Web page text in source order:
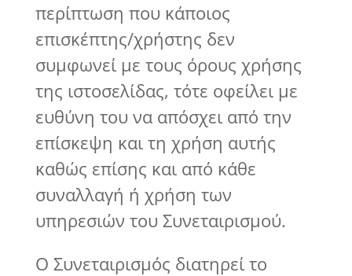
περίπτωση που κάποιος
επισκέπτης/χρήστης δεν
συμφωνεί με τους όρους χρήσης
της ιστοσελίδας, τότε οφείλει με
ευθύνη του να απόσχει από την
επίσκεψη και τη χρήση αυτής
καθώς επίσης και από κάθε
συναλλαγή ή χρήση των
υπηρεσιών του Συνεταιρισμού.
Ο Συνεταιρισμός διατηρεί το